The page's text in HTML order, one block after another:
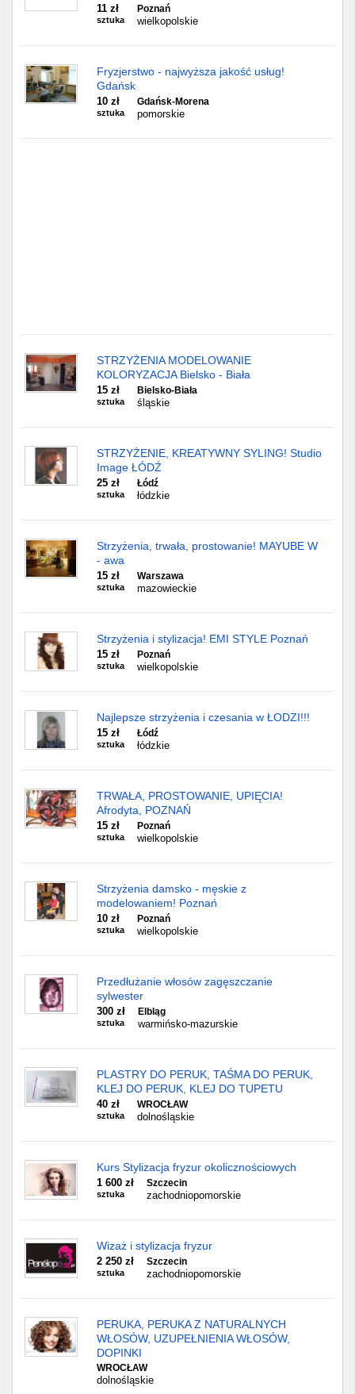
11 zł
sztuka
Poznań
wielkopolskie
Fryzjerstwo - najwyższa jakość usług!
Gdańsk
10 zł
sztuka
Gdańsk-Morena
pomorskie
STRZYŻENIA MODELOWANIE
KOLORYZACJA Bielsko - Biała
15 zł
sztuka
Bielsko-Biała
śląskie
STRZYŻENIE, KREATYWNY SYLING! Studio
Image ŁÓDŹ
25 zł
sztuka
Łódź
łódzkie
Strzyżenia, trwała, prostowanie! MAYUBE W
- awa
15 zł
sztuka
Warszawa
mazowieckie
Strzyżenia i stylizacja! EMI STYLE Poznań
15 zł
sztuka
Poznań
wielkopolskie
Najlepsze strzyżenia i czesania w ŁODZI!!!
15 zł
sztuka
Łódź
łódzkie
TRWAŁA, PROSTOWANIE, UPIĘCIA!
Afrodyta, POZNAŃ
15 zł
sztuka
Poznań
wielkopolskie
Strzyżenia damsko - męskie z
modelowaniem! Poznań
10 zł
sztuka
Poznań
wielkopolskie
Przedłużanie włosów zagęszczanie
sylwester
300 zł
sztuka
Elbląg
warmińsko-mazurskie
PLASTRY DO PERUK, TAŚMA DO PERUK,
KLEJ DO PERUK, KLEJ DO TUPETU
40 zł
sztuka
WROCŁAW
dolnośląskie
Kurs Stylizacja fryzur okolicznościowych
1 600 zł
sztuka
Szczecin
zachodniopomorskie
Wizaż i stylizacja fryzur
2 250 zł
sztuka
Szczecin
zachodniopomorskie
PERUKA, PERUKA Z NATURALNYCH
WŁOSÓW, UZUPEŁNIENIA WŁOSÓW,
DOPINKI
WROCŁAW
dolnośląskie
Toruń
Sosnowiec